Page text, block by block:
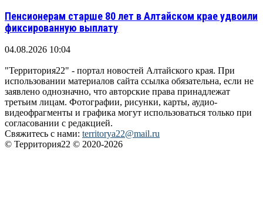
Пенсионерам старше 80 лет в Алтайском крае удвоили
фиксированную выплату
04.08.2026 10:04
"Территория22" - портал новостей Алтайского края. При
использовании материалов сайта ссылка обязательна, если не
заявлено однозначно, что авторские права принадлежат
третьим лицам. Фотографии, рисунки, карты, аудио-
видеофрагменты и графика могут использоваться только при
согласовании с редакцией.
Свяжитесь с нами: territorya22@mail.ru
© Территория22 © 2020-2026